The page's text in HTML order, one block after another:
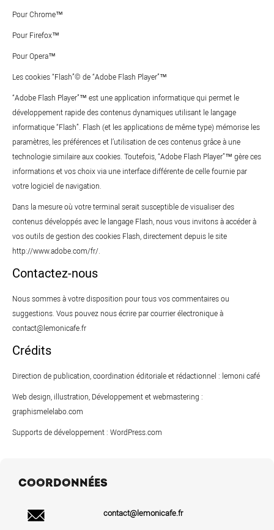
Pour Chrome™
Pour Firefox™
Pour Opera™
Les cookies “Flash”© de “Adobe Flash Player”™
“Adobe Flash Player”™ est une application informatique qui permet le
développement rapide des contenus dynamiques utilisant le langage
informatique “Flash”. Flash (et les applications de même type) mémorise les
paramètres, les préférences et l’utilisation de ces contenus grâce à une
technologie similaire aux cookies. Toutefois, “Adobe Flash Player”™ gère ces
informations et vos choix via une interface différente de celle fournie par
votre logiciel de navigation.
Dans la mesure où votre terminal serait susceptible de visualiser des
contenus développés avec le langage Flash, nous vous invitons à accéder à
vos outils de gestion des cookies Flash, directement depuis le site
http://www.adobe.com/fr/.
Contactez-nous
Nous sommes à votre disposition pour tous vos commentaires ou
suggestions. Vous pouvez nous écrire par courrier électronique à
contact@lemonicafe.fr
Crédits
Direction de publication, coordination éditoriale et rédactionnel : lemoni café
Web design, illustration, Développement et webmastering :
graphismelelabo.com
Supports de développement : WordPress.com
COORDONNÉES
contact@lemonicafe.fr